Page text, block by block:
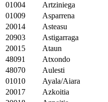
01004
Artziniega
01009
Asparrena
20014
Asteasu
20903
Astigarraga
20015
Ataun
48091
Atxondo
48070
Aulesti
01010
Ayala/Aiara
20017
Azkoitia